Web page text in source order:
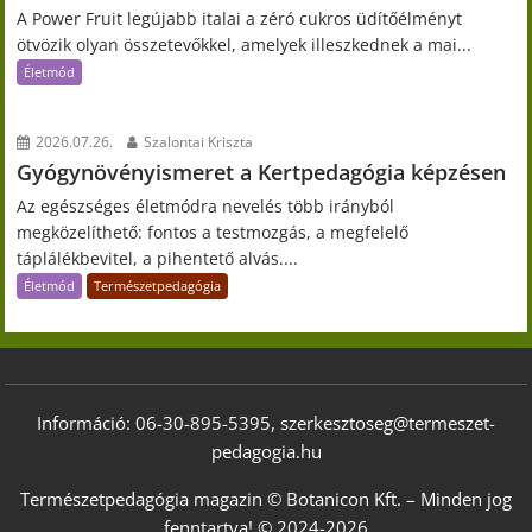
A Power Fruit legújabb italai a zéró cukros üdítőélményt
ötvözik olyan összetevőkkel, amelyek illeszkednek a mai...
Életmód
2026.07.26. Szalontai Kriszta
Gyógynövényismeret a Kertpedagógia képzésen
Az egészséges életmódra nevelés több irányból
megközelíthető: fontos a testmozgás, a megfelelő
táplálékbevitel, a pihentető alvás....
Életmód Természetpedagógia
Információ: 06-30-895-5395, szerkesztoseg@termeszet-
pedagogia.hu
Természetpedagógia magazin © Botanicon Kft. – Minden jog
fenntartva! © 2024-2026